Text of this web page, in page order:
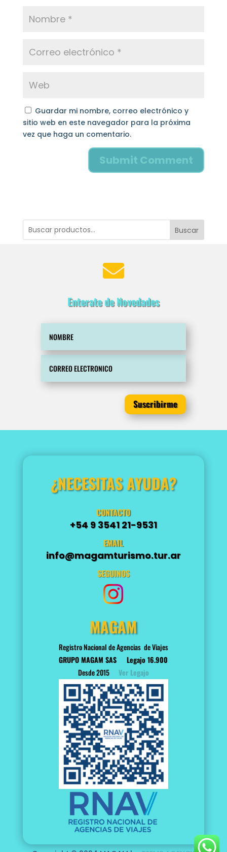
Guardar mi nombre, correo electrónico y
sitio web en este navegador para la próxima
vez que haga un comentario.
Buscar

Enterate de Novedades
Suscribirme
¿NECESITAS AYUDA?
CONTACTO
+54 9 3541 21-9531
EMAIL
info@magamturismo.tur.ar
SEGUINOS
MAGAM
Registro Nacional de Agencias de Viajes
GRUPO MAGAM SASLegajo 16.900
Desde 2015
Ver Legajo